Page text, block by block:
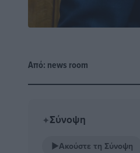
Από: news room
✦Σύνοψη
▶Ακούστε τη Σύνοψη